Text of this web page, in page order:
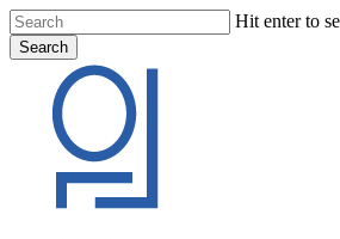
Skip
to
main
content
Hit enter to
Search
Search